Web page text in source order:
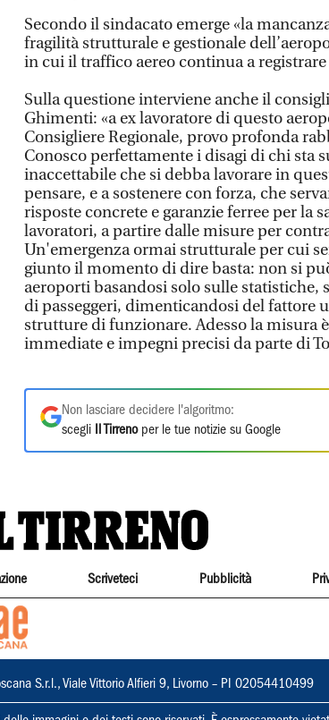
Secondo il sindacato emerge «la
fragilità strutturale e gestionale
in cui il traffico aereo continua a
Sulla questione interviene anche il
Ghimenti: «a ex lavoratore di questo
Consigliere Regionale, provo profonda
Conosco perfettamente i disagi di chi sta
inaccettabile che si debba lavorare in
pensare, e a sostenere con forza, che
risposte concrete e garanzie ferree per la
lavoratori, a partire dalle misure per
Un'emergenza ormai strutturale per cui
giunto il momento di dire basta: non si
aeroporti basandosi solo sulle
di passeggeri, dimenticandosi del fattore
strutture di funzionare. Adesso la misura
immediate e impegni precisi da parte di
Non lasciare decidere l'algoritmo:
scegli
Il Tirrenoper le tue notizie su Google
Scriveteci Pubblicità
S.r.l., Viale Vittorio Alfieri 9, Livorno – PI 02054410499